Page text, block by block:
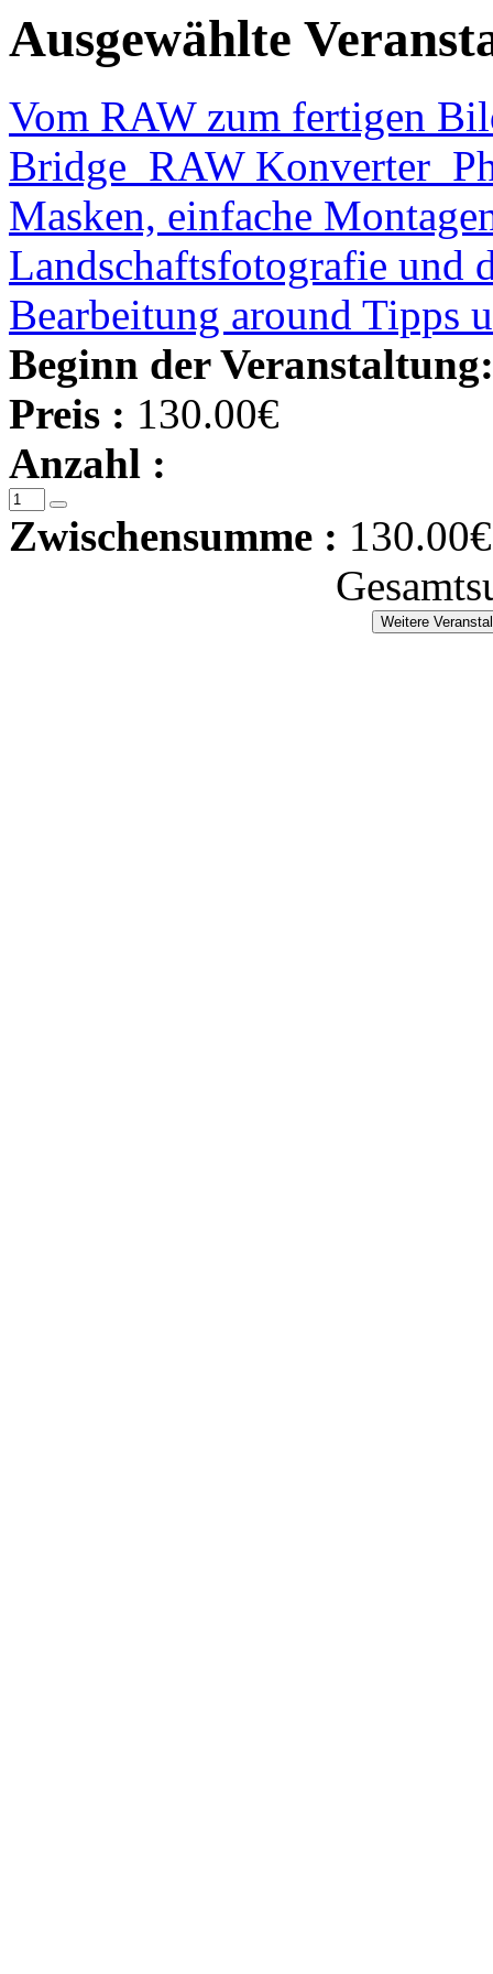
Ausgewählte
Vom RAW zum fertigen
Bridge_RAW
Masken, einfache
Landschaftsfotografie und
Bearbeitung around Tipps
Beginn der
Preis : 130.00€
Anzahl :
Zwischensumme : 130.00€
Weitere